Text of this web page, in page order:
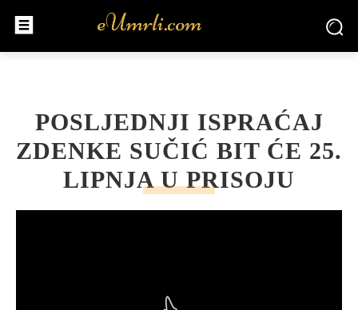
POSLJEDNJI ISPRAĆAJ
ZDENKE SUČIĆ BIT ĆE 25.
LIPNJA U PRISOJU